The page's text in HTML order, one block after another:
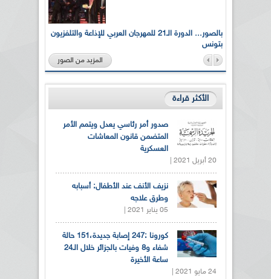
بالصور... الدورة الـ21 للمهرجان العربي للإذاعة والتلفزيون
بتونس
المزيد من الصور
الأكثر قراءة
صدور أمر رئاسي يعدل ويتمم الأمر
المتضمن قانون المعاشات
العسكرية
20 أبريل 2021 |
نزيف الأنف عند الأطفال: أسبابه
وطرق علاجه
05 يناير 2021 |
كورونا :247 إصابة جديدة،151 حالة
شفاء و8 وفيات بالجزائر خلال الـ24
ساعة الأخيرة
24 مايو 2021 |